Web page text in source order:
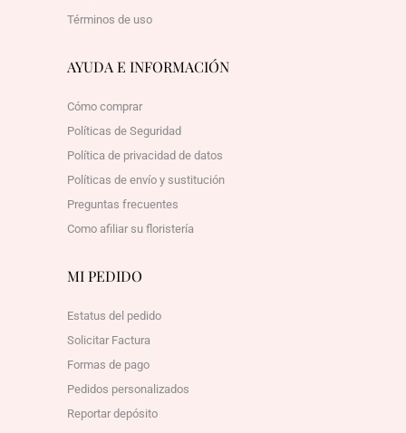
Términos de uso
AYUDA E INFORMACIÓN
Cómo comprar
Políticas de Seguridad
Política de privacidad de datos
Políticas de envío y sustitución
Preguntas frecuentes
Como afiliar su floristería
MI PEDIDO
Estatus del pedido
Solicitar Factura
Formas de pago
Pedidos personalizados
Reportar depósito